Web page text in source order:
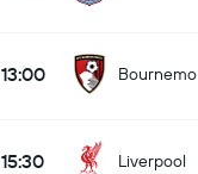
13:00
15:30 Liverpool